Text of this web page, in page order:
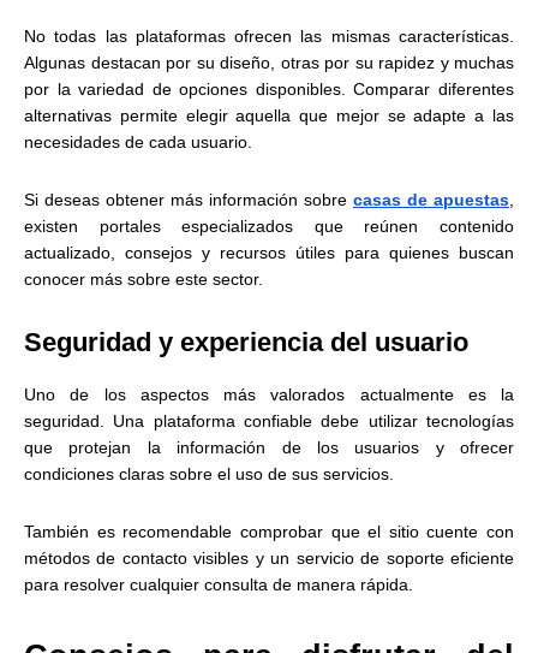
No todas las plataformas ofrecen las mismas características.
Algunas destacan por su diseño, otras por su rapidez y muchas
por la variedad de opciones disponibles. Comparar diferentes
alternativas permite elegir aquella que mejor se adapte a las
necesidades de cada usuario.
Si deseas obtener más información sobre casas de apuestas,
existen portales especializados que reúnen contenido
actualizado, consejos y recursos útiles para quienes buscan
conocer más sobre este sector.
Seguridad y experiencia del usuario
Uno de los aspectos más valorados actualmente es la
seguridad. Una plataforma confiable debe utilizar tecnologías
que protejan la información de los usuarios y ofrecer
condiciones claras sobre el uso de sus servicios.
También es recomendable comprobar que el sitio cuente con
métodos de contacto visibles y un servicio de soporte eficiente
para resolver cualquier consulta de manera rápida.